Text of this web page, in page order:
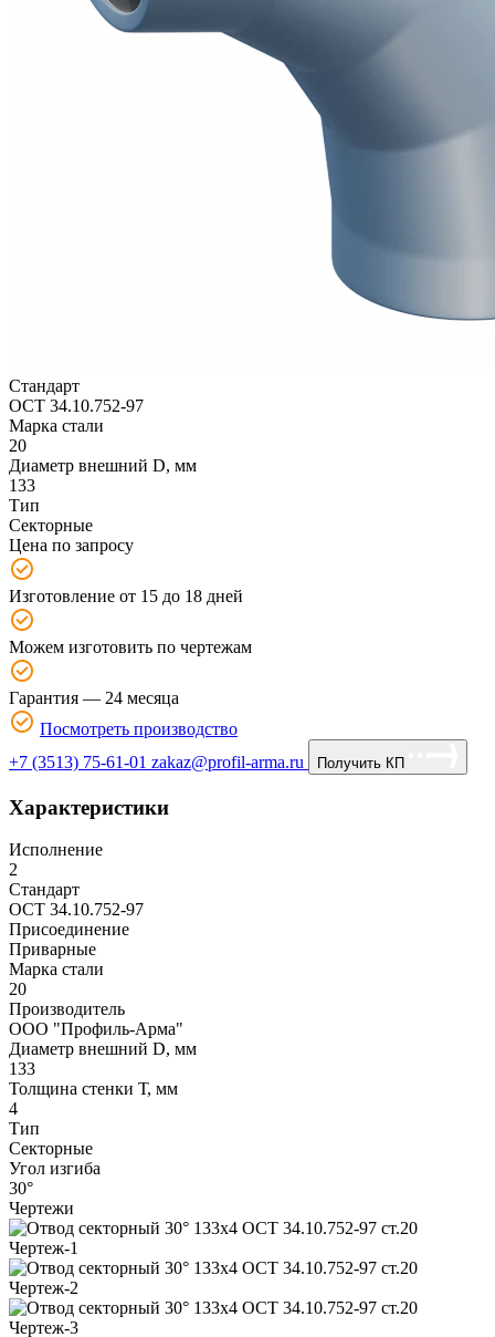
Стандарт
ОСТ 34.10.752-97
Марка стали
20
Диаметр внешний D, мм
133
Тип
Секторные
Цена по запросу
Изготовление от 15 до 18 дней
Можем изготовить по чертежам
Гарантия — 24 месяца
Посмотреть производство
+7 (3513) 75-61-01 zakaz@profil-arma.ru Получить КП
Характеристики
Исполнение
2
Стандарт
ОСТ 34.10.752-97
Присоединение
Приварные
Марка стали
20
Производитель
ООО "Профиль-Арма"
Диаметр внешний D, мм
133
Толщина стенки Т, мм
4
Тип
Секторные
Угол изгиба
30°
Чертежи